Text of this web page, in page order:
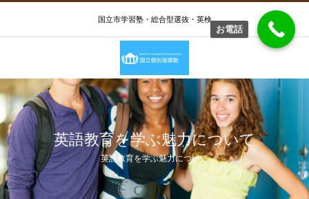
国立市学習塾・総合型選抜・英検
英語教育を学ぶ魅力について
英語教育を学ぶ魅力について
お電話